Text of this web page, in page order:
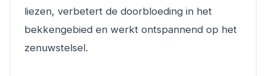
liezen, verbetert de doorbloeding in het
bekkengebied en werkt ontspannend op het
zenuwstelsel.